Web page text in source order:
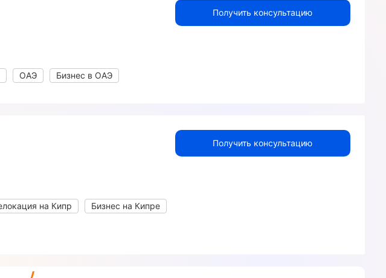
ОАЭ Бизнес в ОАЭ
Получить консультацию
на Кипр
Бизнес на Кипре
Получить консультацию